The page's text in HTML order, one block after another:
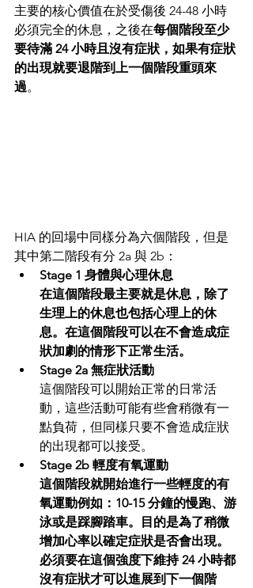
主要的核心價值在於受傷後 24-48 小時
必須完全的休息，之後在每個階段至少
要待滿 24 小時且沒有症狀，如果有症狀
的出現就要退階到上一個階段重頭來
過。
HIA 的回場中同樣分為六個階段，但是
其中第二階段有分 2a 與 2b：
Stage 1 身體與心理休息
在這個階段最主要就是休息，除了
生理上的休息也包括心理上的休
息。在這個階段可以在不會造成症
狀加劇的情形下正常生活。
Stage 2a 無症狀活動
這個階段可以開始正常的日常活
動，這些活動可能有些會稍微有一
點負荷，但同樣只要不會造成症狀
的出現都可以接受。
Stage 2b 輕度有氧運動
這個階段就開始進行一些輕度的有
氧運動例如：10-15 分鐘的慢跑、游
泳或是踩腳踏車。目的是為了稍微
增加心率以確定症狀是否會出現。
必須要在這個強度下維持 24 小時都
沒有症狀才可以進展到下一個階